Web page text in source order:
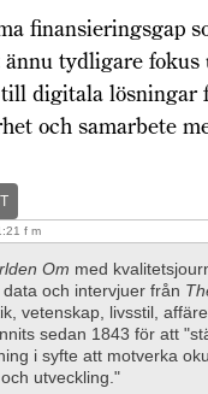
finansieringsgap
tydligare fokus
digitala lösningar
och samarbete
f m
Om med
och intervjuer från
vetenskap, livsstil,
sedan 1843 för att
i syfte att motverka
utveckling."